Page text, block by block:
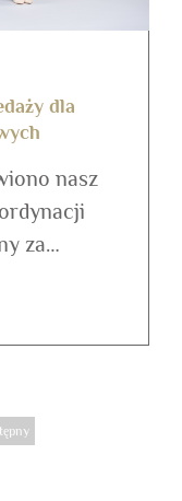
dla
nasz
za